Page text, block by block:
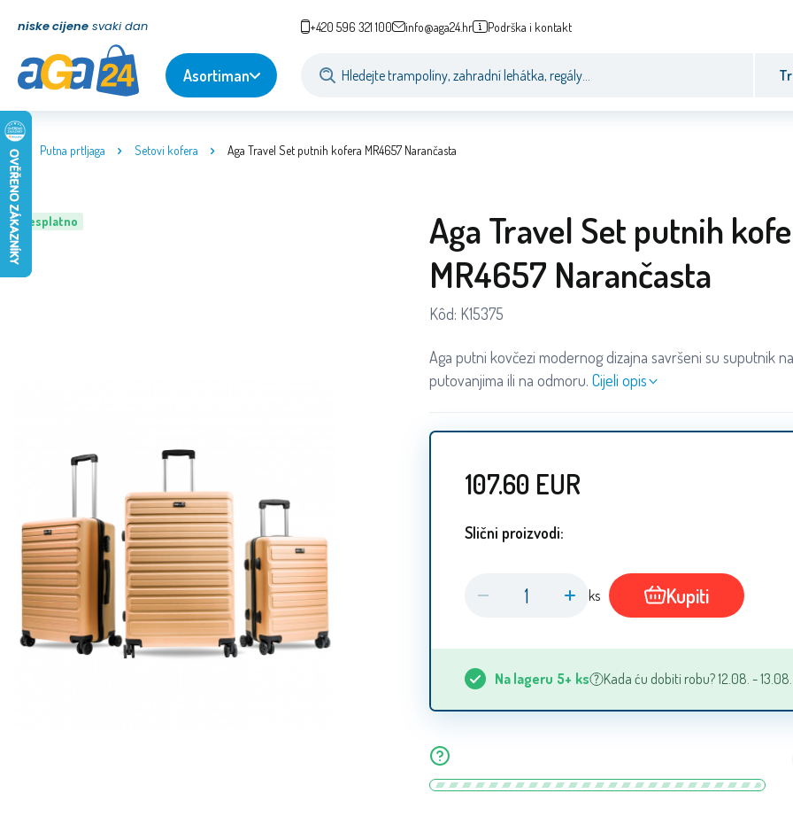
niske cijene svaki dan +420 596 321 100 info@aga24.hr Podrška i kontakt
Asortiman
Putna prtljaga Setovi kofera Aga Travel Set putnih kofera MR4657 Narančasta
Besplatno
Aga Travel Set putnih
MR4657 Narančasta
Kôd: K15375
Aga putni kovčezi modernog dizajna savršeni su suputnik
putovanjima ili na odmoru. Cijeli opis
107.60 EUR
Slični proizvodi:
ks Kupiti
Na lageru 5+ ks Kada ću dobiti robu? 12.08. - 13.08.